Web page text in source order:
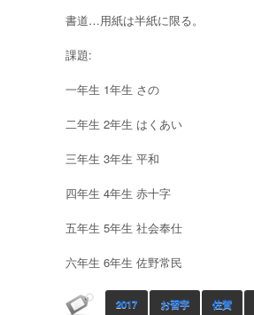
書道…用紙は半紙に限る。
課題:
一年生 1年生 さの
二年生 2年生 はくあい
三年生 3年生 平和
四年生 4年生 赤十字
五年生 5年生 社会奉仕
六年生 6年生 佐野常民
2017 お習字 佐賀